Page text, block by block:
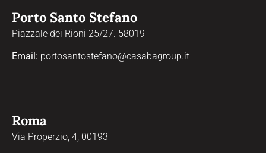
Porto Santo Stefano
Piazzale dei Rioni 25/27. 58019
Email: portosantostefano@casabagroup.it
Roma
Via Properzio, 4, 00193